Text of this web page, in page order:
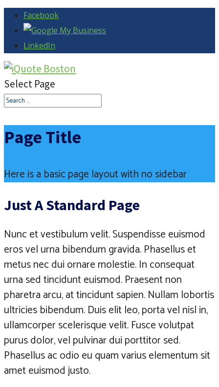
Facebook
LinkedIn
Select Page
Page Title
Here is a basic page layout with no sidebar
Just A Standard Page
Nunc et vestibulum velit. Suspendisse euismod
eros vel urna bibendum gravida. Phasellus et
metus nec dui ornare molestie. In consequat
urna sed tincidunt euismod. Praesent non
pharetra arcu, at tincidunt sapien. Nullam lobortis
ultricies bibendum. Duis elit leo, porta vel nisl in,
ullamcorper scelerisque velit. Fusce volutpat
purus dolor, vel pulvinar dui porttitor sed.
Phasellus ac odio eu quam varius elementum sit
amet euismod justo.